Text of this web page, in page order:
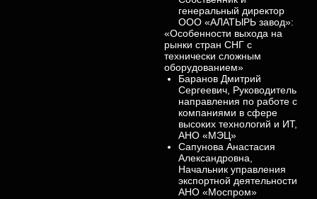
генеральный директор
ООО «АЛАТЫРЬ завод»:
«Особенности выхода на
рынки стран СНГ с
технически сложным
оборудованием»
Баранов Дмитрий
Сергеевич, Руководитель
направления по работе с
компаниями в сфере
высоких технологий и ИТ,
АНО «МЭЦ»
Сапунова Анастасия
Александровна,
Начальник управления
экспортной деятельности
АНО «Моспром»